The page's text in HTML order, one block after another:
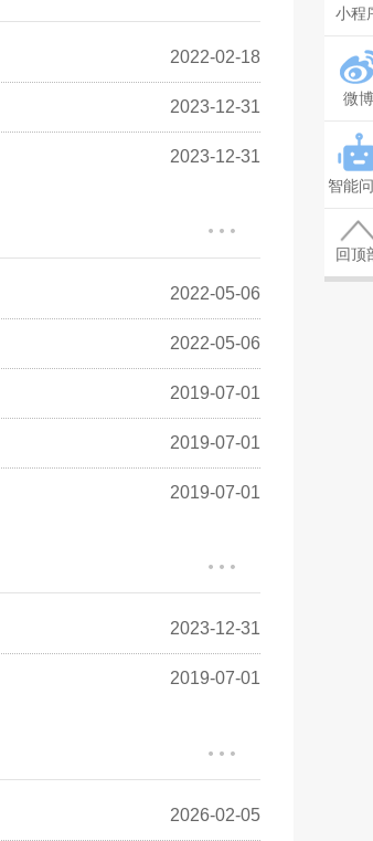
2022-02-18
2023-12-31
2023-12-31
2022-05-06
2022-05-06
2019-07-01
2019-07-01
2019-07-01
2023-12-31
2019-07-01
2026-02-05
小程
微博
智能
回顶